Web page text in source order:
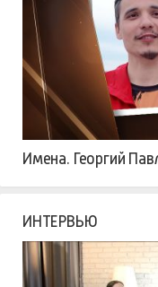
Имена. Георгий
ИНТЕРВЬЮ